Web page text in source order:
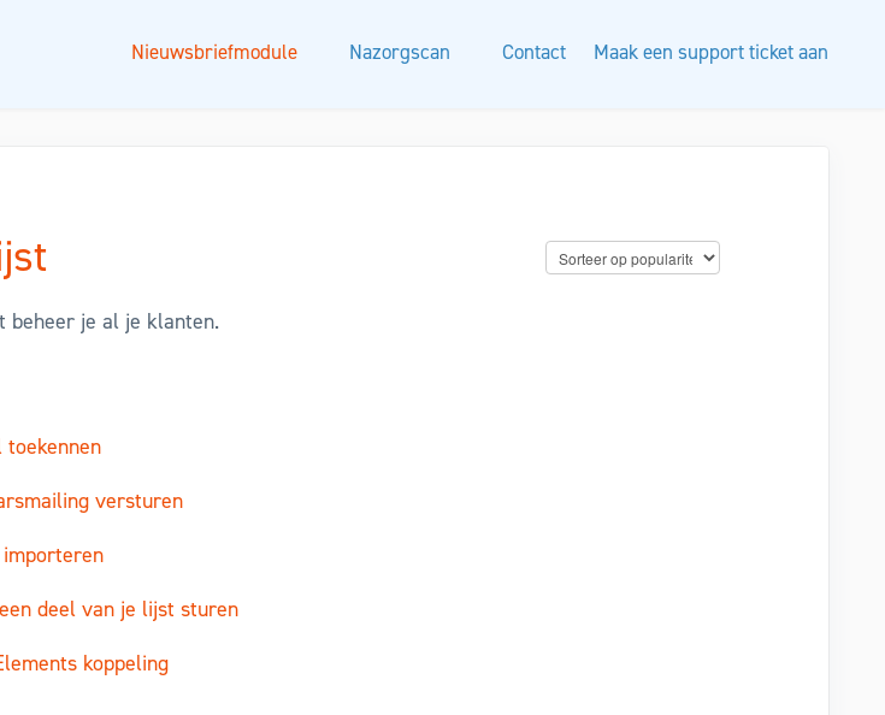
Nieuwsbriefmodule Nazorgscan Contact Maak een support ticket aan
beheer je al je klanten.
versturen
deel van je lijst sturen
koppeling